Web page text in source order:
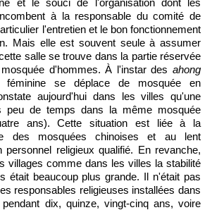
et le souci de l'organisation dont les
à la responsable du comité de
l'entretien et le bon fonctionnement
Mais elle est souvent seule à assumer
salle se trouve dans la partie réservée
d'hommes. À l'instar des ahong
féminine se déplace de mosquée en
aujourd'hui dans les villes qu'une
peu de temps dans la même mosquée
ans). Cette situation est liée à la
des mosquées chinoises et au lent
personnel religieux qualifié. En revanche,
villages comme dans les villes la stabilité
était beaucoup plus grande. Il n'était pas
responsables religieuses installées dans
dix, quinze, vingt-cinq ans, voire